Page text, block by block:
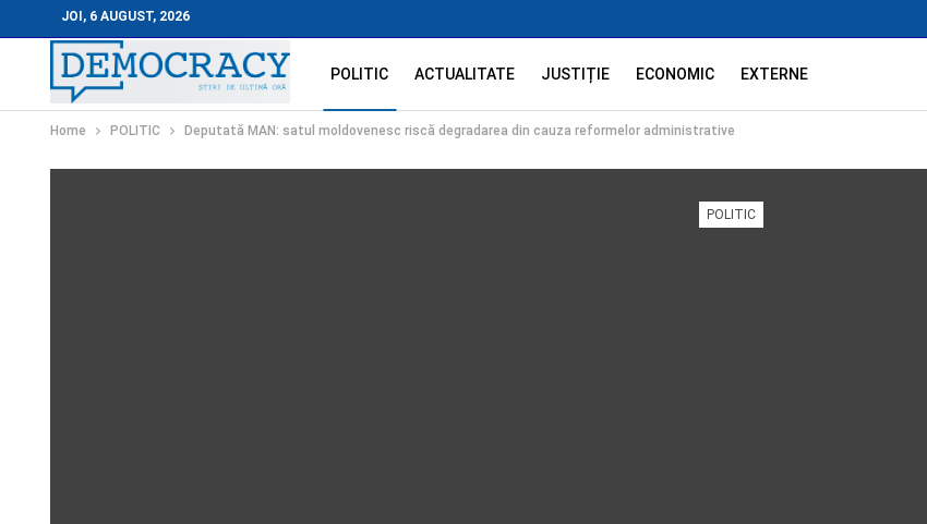
JOI, 6 AUGUST, 2026
POLITIC ACTUALITATE JUSTIȚIE ECONOMIC EXTERNE
Home POLITIC Deputată MAN: satul moldovenesc riscă degradarea din cauza reformelor administrative
POLITIC